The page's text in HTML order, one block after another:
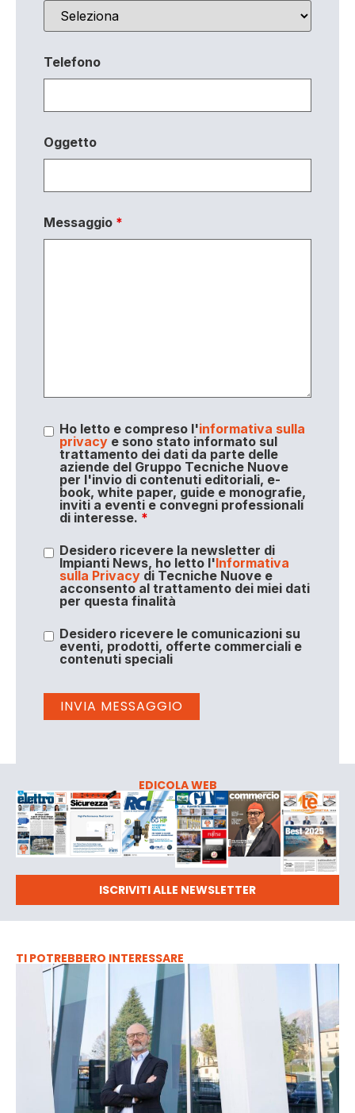
Telefono
Oggetto
Messaggio *
Ho letto e compreso l'informativa sulla
privacye sono stato informato sul
trattamento dei dati da parte delle
aziende del Gruppo Tecniche Nuove
per l'invio di contenuti editoriali, e-
book, white paper, guide e monografie,
inviti a eventi e convegni professionali
di interesse. *
Desidero ricevere la newsletter di
Impianti News, ho letto l'Informativa
sulla Privacydi Tecniche Nuove e
acconsento al trattamento dei miei dati
per questa finalità
Desidero ricevere le comunicazioni su
eventi, prodotti, offerte commerciali e
contenuti speciali
EDICOLA WEB
ISCRIVITI ALLE NEWSLETTER
TI POTREBBERO INTERESSARE